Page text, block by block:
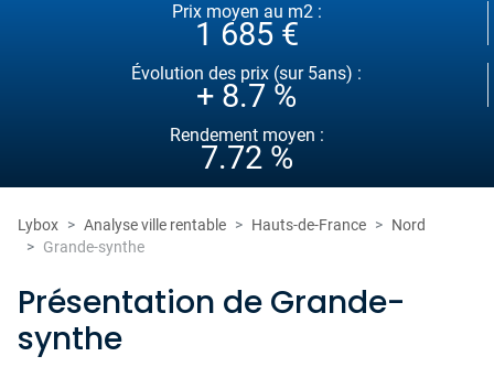
Prix moyen au m2 :
1 685 €
Évolution des prix (sur 5ans) :
+ 8.7 %
Rendement moyen :
7.72 %
Lybox Analyse ville rentable Hauts-de-France
Nord
Grande-synthe
Présentation de Grande-
synthe